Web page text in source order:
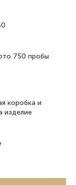
750 пробы
коробка и
изделие